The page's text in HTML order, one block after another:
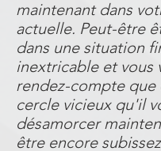
maintenant dans
actuelle. Peut-être
dans une situation
inextricable et vous
rendez-compte que
cercle vicieux qu'il
désamorcer
être encore